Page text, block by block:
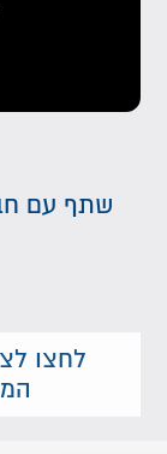
שתף עם
לחצו